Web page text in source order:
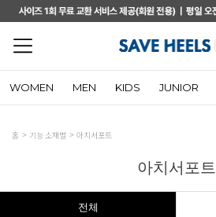
WOMEN MEN KIDS JUNIOR
홈 기능 소재별 아치서포트
아치서포트
전체